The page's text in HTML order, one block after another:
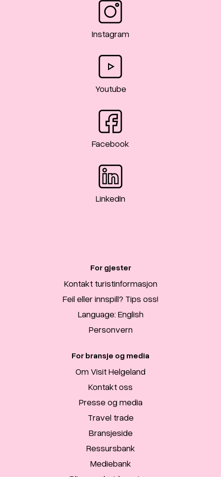
Instagram
Youtube
Facebook
LinkedIn
For gjester
Kontakt turistinformasjon
Feil eller innspill? Tips oss!
Language: English
Personvern
For bransje og media
Om Visit Helgeland
Kontakt oss
Presse og media
Travel trade
Bransjeside
Ressursbank
Mediebank